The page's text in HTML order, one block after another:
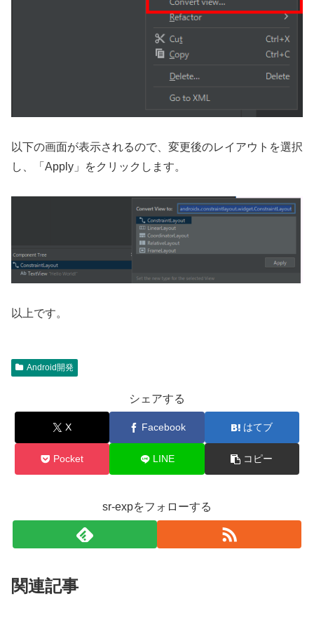
以下の画面が表示されるので、変更後のレイアウトを選択
し、「Apply」をクリックします。
以上です。
Android開発
シェアする
X Facebook はてブ
Pocket LINE コピー
sr-expをフォローする
関連記事